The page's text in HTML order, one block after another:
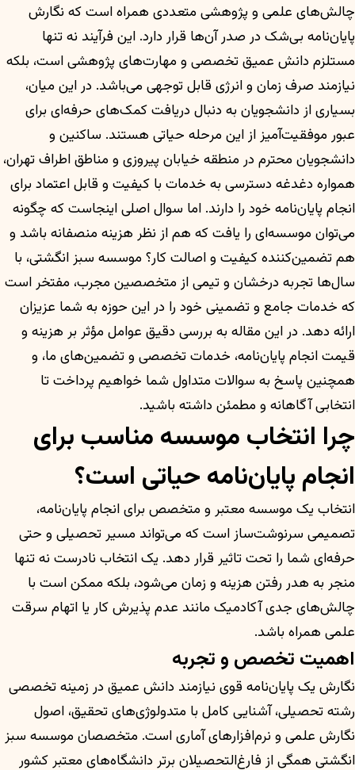
چالش‌های علمی و پژوهشی متعددی همراه است که نگارش
پایان‌نامه بی‌شک در صدر آن‌ها قرار دارد. این فرآیند نه تنها
مستلزم دانش عمیق تخصصی و مهارت‌های پژوهشی است، بلکه
نیازمند صرف زمان و انرژی قابل توجهی می‌باشد. در این میان،
بسیاری از دانشجویان به دنبال دریافت کمک‌های حرفه‌ای برای
عبور موفقیت‌آمیز از این مرحله حیاتی هستند. ساکنین و
دانشجویان محترم در منطقه خیابان پیروزی و مناطق اطراف تهران،
همواره دغدغه دسترسی به خدمات با کیفیت و قابل اعتماد برای
انجام پایان‌نامه خود را دارند. اما سوال اصلی اینجاست که چگونه
می‌توان موسسه‌ای را یافت که هم از نظر هزینه منصفانه باشد و
هم تضمین‌کننده کیفیت و اصالت کار؟ موسسه سبز انگشتی، با
سال‌ها تجربه درخشان و تیمی از متخصصین مجرب، مفتخر است
که خدمات جامع و تضمینی خود را در این حوزه به شما عزیزان
ارائه دهد. در این مقاله به بررسی دقیق عوامل مؤثر بر هزینه و
قیمت انجام پایان‌نامه، خدمات تخصصی و تضمین‌های ما، و
همچنین پاسخ به سوالات متداول شما خواهیم پرداخت تا
انتخابی آگاهانه و مطمئن داشته باشید.
چرا انتخاب موسسه مناسب برای
انجام پایان‌نامه حیاتی است؟
انتخاب یک موسسه معتبر و متخصص برای انجام پایان‌نامه،
تصمیمی سرنوشت‌ساز است که می‌تواند مسیر تحصیلی و حتی
حرفه‌ای شما را تحت تاثیر قرار دهد. یک انتخاب نادرست نه تنها
منجر به هدر رفتن هزینه و زمان می‌شود، بلکه ممکن است با
چالش‌های جدی آکادمیک مانند عدم پذیرش کار یا اتهام سرقت
علمی همراه باشد.
اهمیت تخصص و تجربه
نگارش یک پایان‌نامه قوی نیازمند دانش عمیق در زمینه تخصصی
رشته تحصیلی، آشنایی کامل با متدولوژی‌های تحقیق، اصول
نگارش علمی و نرم‌افزارهای آماری است. متخصصان موسسه سبز
انگشتی همگی از فارغ‌التحصیلان برتر دانشگاه‌های معتبر کشور